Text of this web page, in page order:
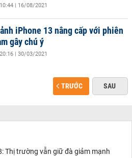
10:44 | 16/08/2021
iPhone 13 nâng cấp với phiên
gây chú ý
20:16 | 30/03/2021
TRƯỚC SAU
Thị trường vẫn giữ đà giảm mạnh